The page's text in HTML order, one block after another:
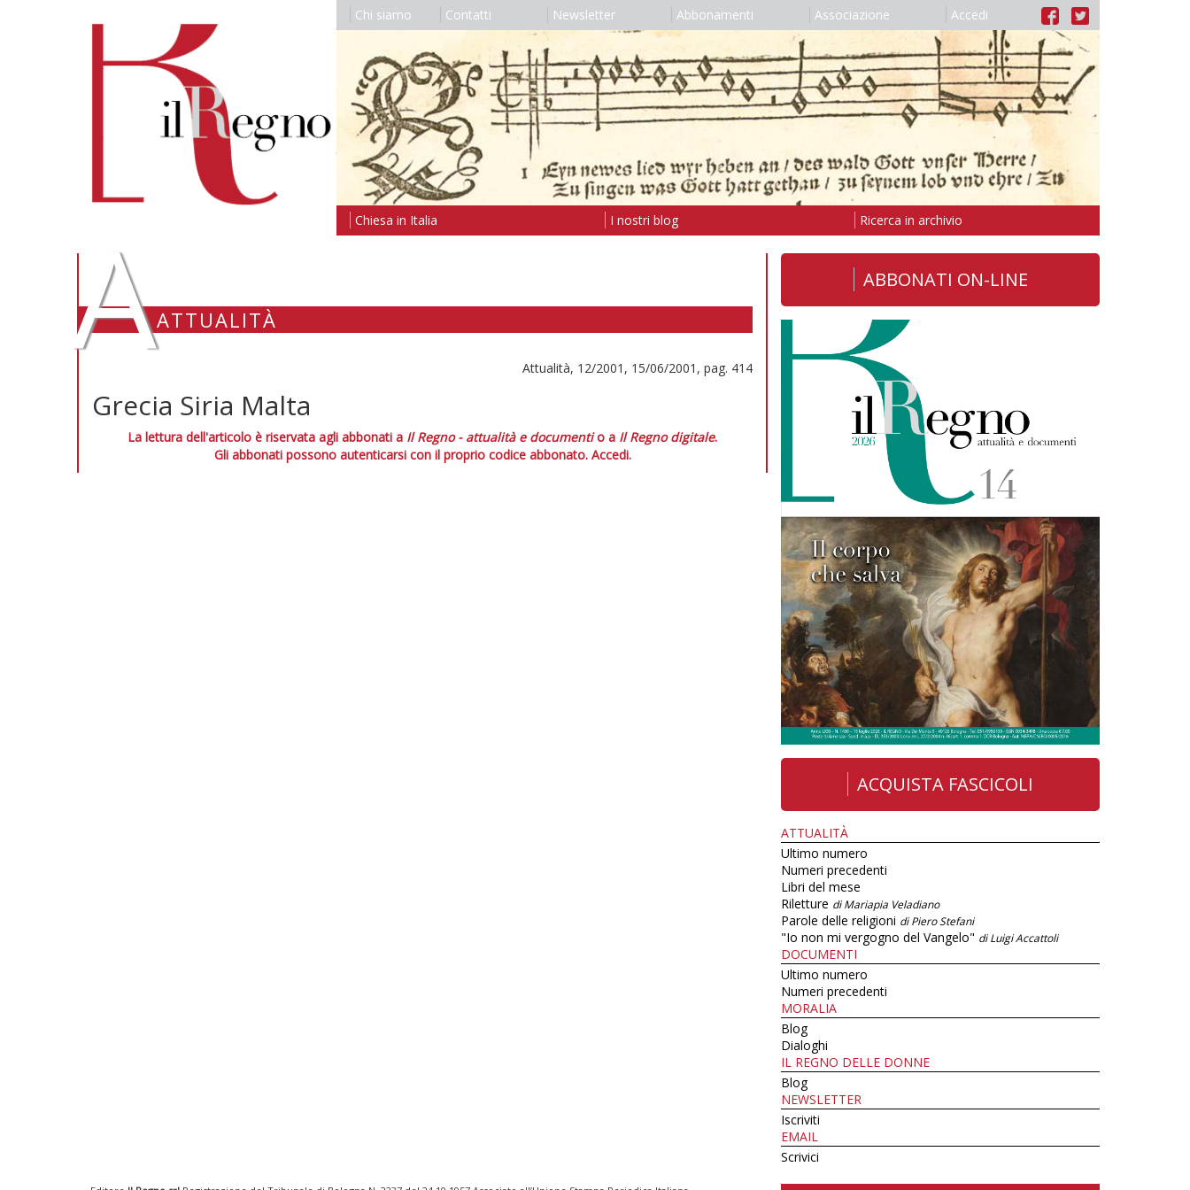
Chi siamo Contatti Newsletter Abbonamenti Associazione Accedi
Chiesa in Italia I nostri blog Ricerca in archivio
AATTUALITÀ
Attualità, 12/2001, 15/06/2001, pag. 414
Grecia Siria Malta
La lettura dell'articolo è riservata agli abbonati a Il Regno - attualità e documentio a Il Regno digitale.
Gli abbonati possono autenticarsi con il proprio codice abbonato. Accedi.
ABBONATI ON-LINE
ACQUISTA FASCICOLI
ATTUALITÀ
Ultimo numero
Numeri precedenti
Libri del mese
Riletture di Mariapia Veladiano
Parole delle religioni di Piero Stefani
"Io non mi vergogno del Vangelo" di Luigi Accattoli
DOCUMENTI
Ultimo numero
Numeri precedenti
MORALIA
Blog
Dialoghi
IL REGNO DELLE DONNE
Blog
NEWSLETTER
Iscriviti
EMAIL
Scrivici